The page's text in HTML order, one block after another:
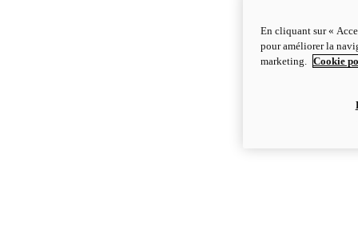
En cliquant sur «
pour améliorer la
marketing.
Cookie